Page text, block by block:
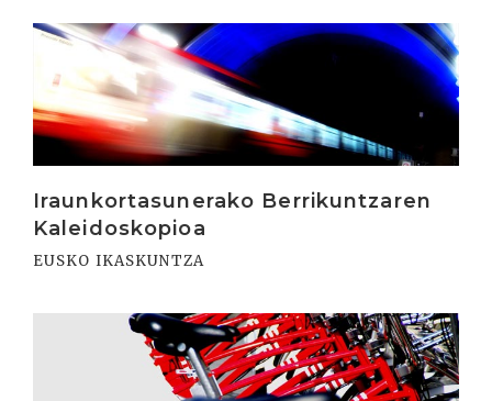
Iraunkortasunerako Berrikuntzaren
Kaleidoskopioa
EUSKO IKASKUNTZA
Irakurri